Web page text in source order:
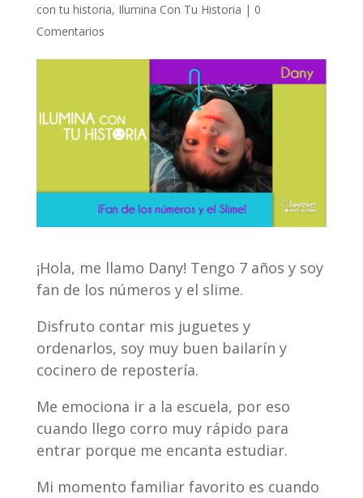
con tu historia, Ilumina Con Tu Historia | 0
Comentarios
¡Hola, me llamo Dany! Tengo 7 años y soy
fan de los números y el slime.
Disfruto contar mis juguetes y
ordenarlos, soy muy buen bailarín y
cocinero de repostería.
Me emociona ir a la escuela, por eso
cuando llego corro muy rápido para
entrar porque me encanta estudiar.
Mi momento familiar favorito es cuando